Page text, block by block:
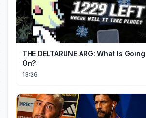
THE DELTARUNE ARG: What Is Going
On?
13:26